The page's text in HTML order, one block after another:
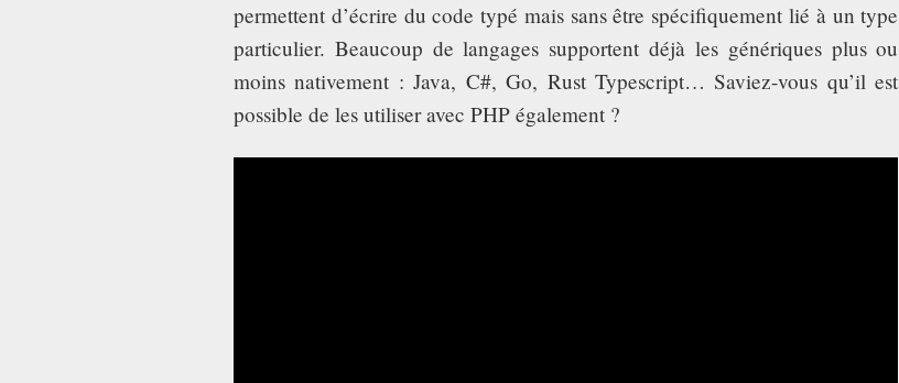
permettent d’écrire du code typé mais sans être spécifiquement lié à un type
particulier. Beaucoup de langages supportent déjà les génériques plus ou
moins nativement : Java, C#, Go, Rust Typescript… Saviez-vous qu’il est
possible de les utiliser avec PHP également ?